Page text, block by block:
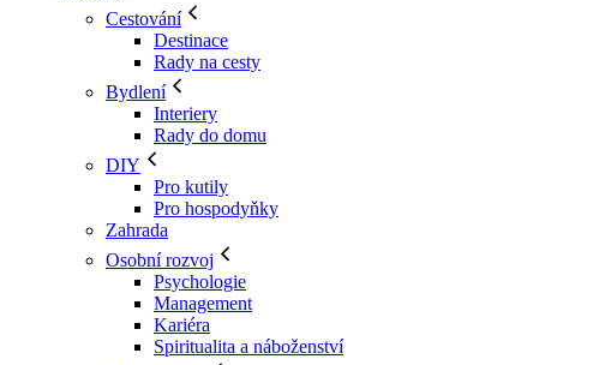
Cestování
Destinace
Rady na cesty
Bydlení
Interiery
Rady do domu
DIY
Pro kutily
Pro hospodyňky
Zahrada
Osobní rozvoj
Psychologie
Management
Kariéra
Spiritualita a náboženství